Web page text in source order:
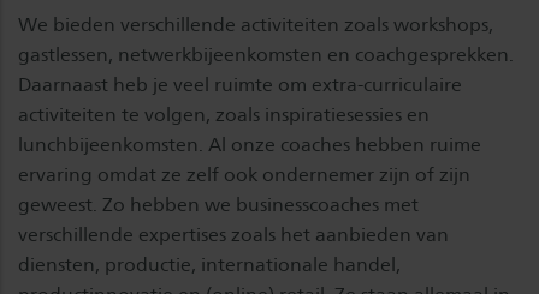
We bieden verschillende activiteiten zoals workshops,
gastlessen, netwerkbijeenkomsten en coachgesprekken.
Daarnaast heb je veel ruimte om extra-curriculaire
activiteiten te volgen, zoals inspiratiesessies en
lunchbijeenkomsten. Al onze coaches hebben ruime
ervaring omdat ze zelf ook ondernemer zijn of zijn
geweest. Zo hebben we businesscoaches met
verschillende expertises zoals het aanbieden van
diensten, productie, internationale handel,